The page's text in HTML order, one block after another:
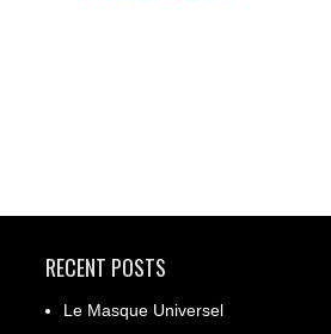
RECENT POSTS
Le Masque Universel